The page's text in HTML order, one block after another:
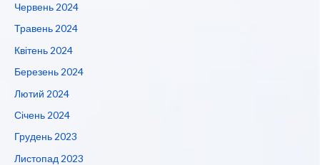
Червень 2024
Травень 2024
Квітень 2024
Березень 2024
Лютий 2024
Січень 2024
Грудень 2023
Листопад 2023